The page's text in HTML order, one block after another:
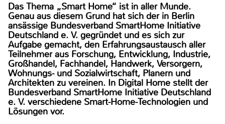
Das Thema „Smart Home“ ist in aller Munde.
Genau aus diesem Grund hat sich der in Berlin
ansässige Bundesverband SmartHome Initiative
Deutschland e. V. gegründet und es sich zur
Aufgabe gemacht, den Erfahrungsaustausch aller
Teilnehmer aus Forschung, Entwicklung, Industrie,
Großhandel, Fachhandel, Handwerk, Versorgern,
Wohnungs- und Sozialwirtschaft, Planern und
Architekten zu vereinen. In Digital Home stellt der
Bundesverband SmartHome Initiative Deutschland
e. V. verschiedene Smart-Home-Technologien und
Lösungen vor.